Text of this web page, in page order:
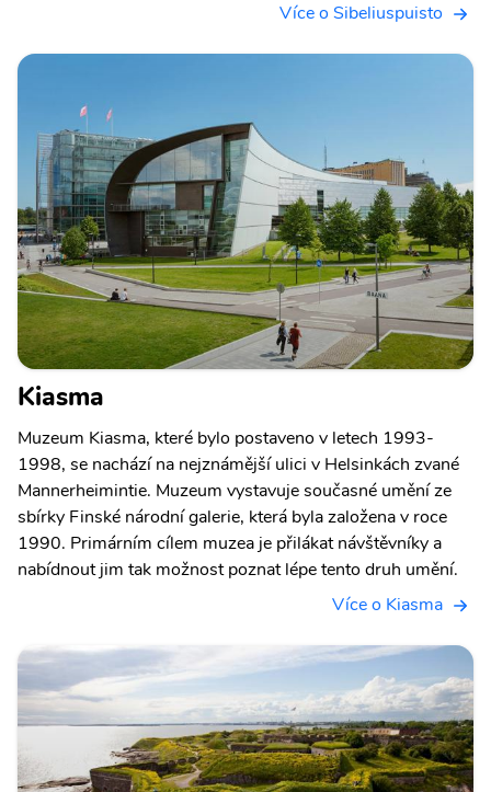
Více o Sibeliuspuisto
Kiasma
Muzeum Kiasma, které bylo postaveno v letech 1993-
1998, se nachází na nejznámější ulici v Helsinkách zvané
Mannerheimintie. Muzeum vystavuje současné umění ze
sbírky Finské národní galerie, která byla založena v roce
1990. Primárním cílem muzea je přilákat návštěvníky a
nabídnout jim tak možnost poznat lépe tento druh umění.
Více o Kiasma